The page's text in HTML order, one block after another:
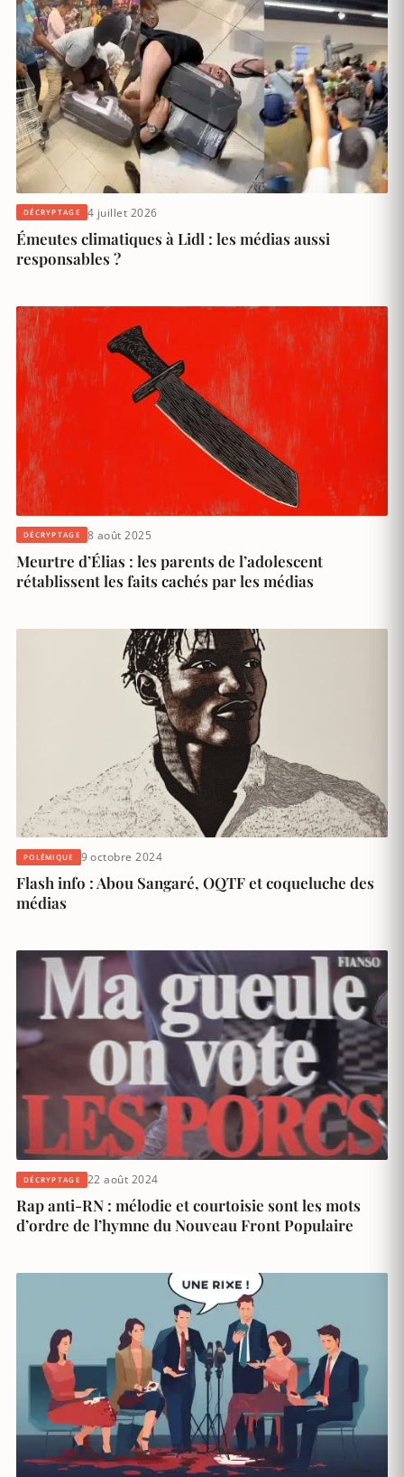
DÉCRYPTAGE 4 juillet 2026
Émeutes climatiques à Lidl : les médias aussi
responsables ?
DÉCRYPTAGE 8 août 2025
Meurtre d’Élias : les parents de l’adolescent
rétablissent les faits cachés par les médias
POLÉMIQUE 9 octobre 2024
Flash info : Abou Sangaré, OQTF et coqueluche des
médias
DÉCRYPTAGE 22 août 2024
Rap anti-RN : mélodie et courtoisie sont les mots
d’ordre de l’hymne du Nouveau Front Populaire